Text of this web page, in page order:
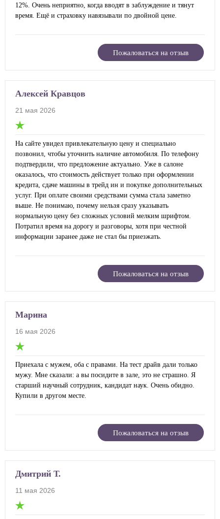
12%. Очень неприятно, когда вводят в заблуждение и тянут
время. Ещё и страховку навязывали по двойной цене.
Пожаловаться на отзыв
Алексей Кравцов
21 мая 2026
На сайте увидел привлекательную цену и специально
позвонил, чтобы уточнить наличие автомобиля. По телефону
подтвердили, что предложение актуально. Уже в салоне
оказалось, что стоимость действует только при оформлении
кредита, сдаче машины в трейд ин и покупке дополнительных
услуг. При оплате своими средствами сумма стала заметно
выше. Не понимаю, почему нельзя сразу указывать
нормальную цену без сложных условий мелким шрифтом.
Потратил время на дорогу и разговоры, хотя при честной
информации заранее даже не стал бы приезжать.
Пожаловаться на отзыв
Марина
16 мая 2026
Приехала с мужем, оба с правами. На тест драйв дали только
мужу. Мне сказали: а вы посидите в зале, это не страшно. Я
старший научный сотрудник, кандидат наук. Очень обидно.
Купили в другом месте.
Пожаловаться на отзыв
Дмитрий Т.
11 мая 2026